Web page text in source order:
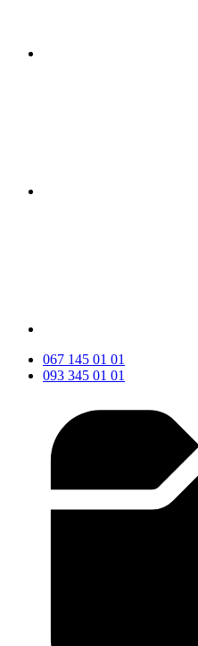
067 145 01 01
093 345 01 01